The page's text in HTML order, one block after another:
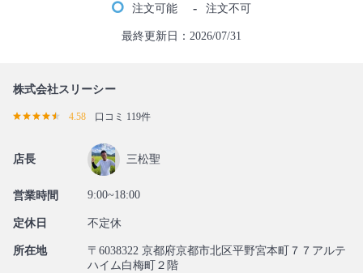
注文可能 - 注文不可
最終更新日：2026/07/31
株式会社スリーシー
4.58 口コミ 119件
店長 三松聖
営業時間 9:00~18:00
定休日 不定休
所在地
〒6038322 京都府京都市北区平野宮本町７７アルテ
ハイム白梅町２階